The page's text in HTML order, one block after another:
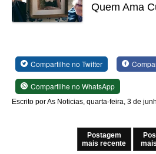
Quem Ama
Compartilhe no Twitter
Compartilhe no WhatsApp
Escrito por As Noticias, quarta-feira, 3 de
Postagem
mais recente